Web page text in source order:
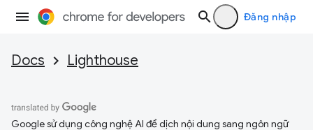
Đăng nhập
Docs Lighthouse
Google sử dụng công nghệ AI để dịch nội dung sang ngôn ngữ